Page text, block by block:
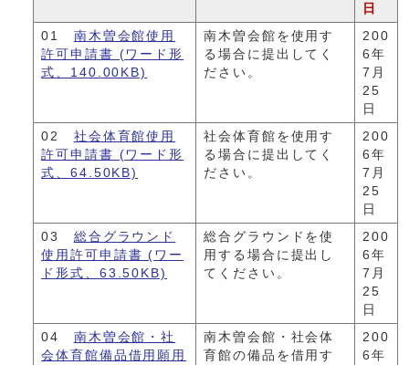
日
01 南木曽会館使用
許可申請書 (ワード形
式、140.00KB)
南木曽会館を使用す
る場合に提出してく
ださい。
200
6年
7月
25
日
02 社会体育館使用
許可申請書 (ワード形
式、64.50KB)
社会体育館を使用す
る場合に提出してく
ださい。
200
6年
7月
25
日
03 総合グラウンド
使用許可申請書 (ワー
ド形式、63.50KB)
総合グラウンドを使
用する場合に提出し
てください。
200
6年
7月
25
日
04 南木曽会館・社
会体育館備品借用願用
南木曽会館・社会体
育館の備品を借用す
200
6年